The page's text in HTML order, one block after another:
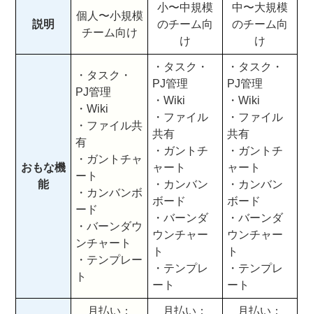
説明
個人〜小規模
チーム向け
小〜中規模
のチーム向
け
中〜大規模
のチーム向
け
おもな機
能
・タスク・
PJ管理
・Wiki
・ファイル共
有
・ガントチャ
ート
・カンバンボ
ード
・バーンダウ
ンチャート
・テンプレー
ト
・タスク・
PJ管理
・Wiki
・ファイル
共有
・ガントチ
ャート
・カンバン
ボード
・バーンダ
ウンチャー
ト
・テンプレ
ート
・タスク・
PJ管理
・Wiki
・ファイル
共有
・ガントチ
ャート
・カンバン
ボード
・バーンダ
ウンチャー
ト
・テンプレ
ート
月払い：
月払い：
月払い：